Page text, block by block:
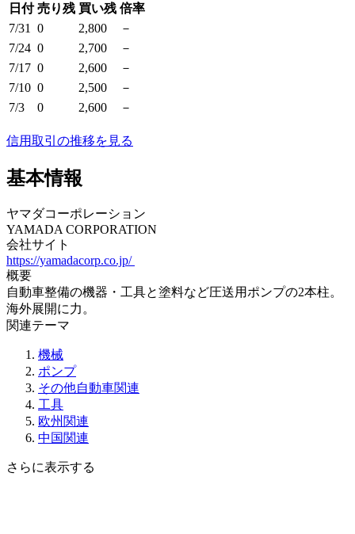
日付 売り残 買い残 倍率
7/31
0 2,800
－
7/24 0 2,700
－
7/17 0 2,600
－
7/10 0 2,500
－
7/3
0 2,600 －
信用取引の推移を見る
基本情報
ヤマダコーポレーション
YAMADA CORPORATION
会社サイト
https://yamadacorp.co.jp/
概要
自動車整備の機器・工具と塗料など圧送用ポンプの2本柱。
海外展開に力。
関連テーマ
機械
ポンプ
その他自動車関連
工具
欧州関連
中国関連
さらに表示する